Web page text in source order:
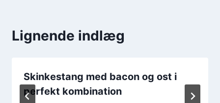
Lignende indlæg
Skinkestang med bacon og ost i
perfekt kombination